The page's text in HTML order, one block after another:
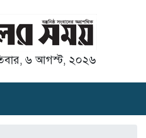
৬ আগস্ট, ২০২৬